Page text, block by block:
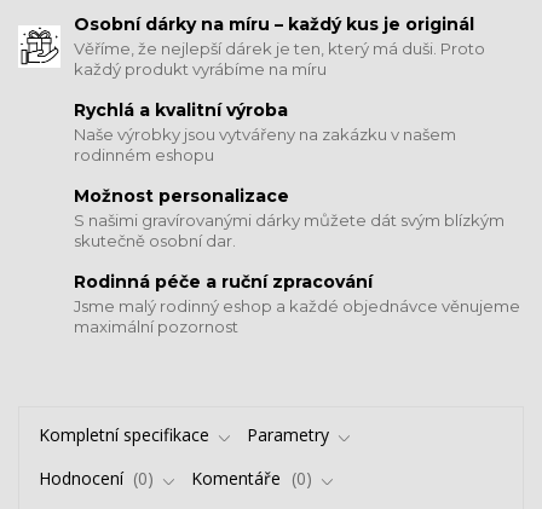
​​​​​​​Osobní dárky na míru – každý kus je originál
Věříme, že nejlepší dárek je ten, který má duši. Proto
každý produkt vyrábíme na míru
Rychlá a kvalitní výroba
Naše výrobky jsou vytvářeny na zakázku v našem
rodinném eshopu
Možnost personalizace
S našimi gravírovanými dárky můžete dát svým blízkým
skutečně osobní dar.
​​​​​​​Rodinná péče a ruční zpracování
Jsme malý rodinný eshop a každé objednávce věnujeme
maximální pozornost
Kompletní specifikace
Parametry
Hodnocení
0 Komentáře
0